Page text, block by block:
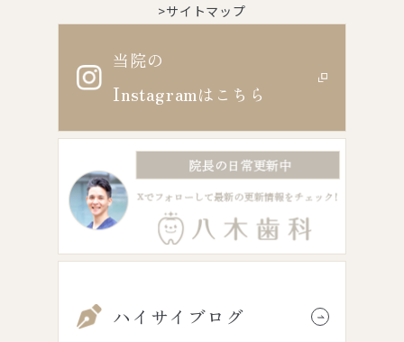
>サイトマップ
当院の
Instagramはこちら
ハイサイブログ